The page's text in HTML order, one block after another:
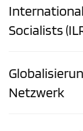
Socialists
Netzwerk